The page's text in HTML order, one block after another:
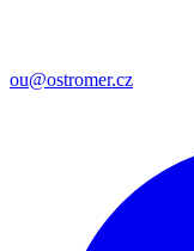
ou@ostromer.cz